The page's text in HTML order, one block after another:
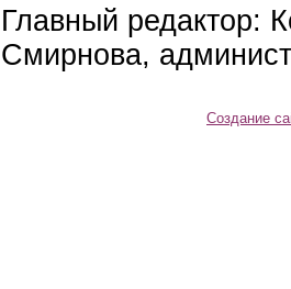
Главный редактор:
Смирнова,
Создание